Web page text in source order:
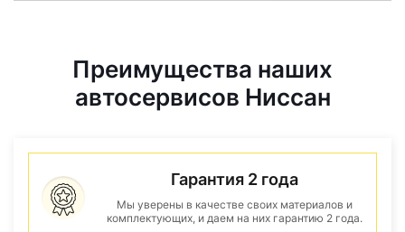
Преимущества наших
автосервисов Ниссан
Гарантия 2 года
Мы уверены в качестве своих материалов и
комплектующих, и даем на них гарантию 2 года.